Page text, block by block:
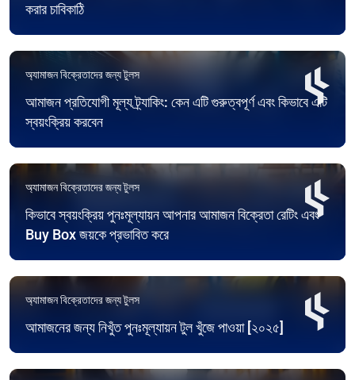
করার চাবিকাঠি
অ্যামাজন বিক্রেতাদের জন্য টুলস
আমাজন প্রতিযোগী মূল্য ট্র্যাকিং: কেন এটি গুরুত্বপূর্ণ এবং কিভাবে এটি
স্বয়ংক্রিয় করবেন
অ্যামাজন বিক্রেতাদের জন্য টুলস
কিভাবে স্বয়ংক্রিয় পুনঃমূল্যায়ন আপনার আমাজন বিক্রেতা রেটিং এবং
Buy Box জয়কে প্রভাবিত করে
অ্যামাজন বিক্রেতাদের জন্য টুলস
আমাজনের জন্য নিখুঁত পুনঃমূল্যায়ন টুল খুঁজে পাওয়া [২০২৫]